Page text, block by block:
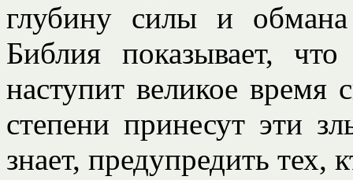
глубину силы и
Библия показывает,
наступит великое время
степени принесут эти
знает, предупредить тех,